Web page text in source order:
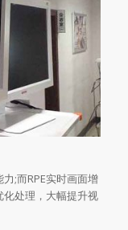
;而RPE实时画面增
处理，大幅提升视